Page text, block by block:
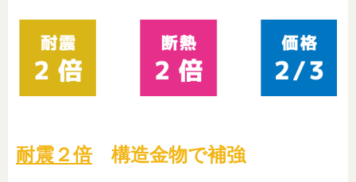
耐震２倍構造金物で補強